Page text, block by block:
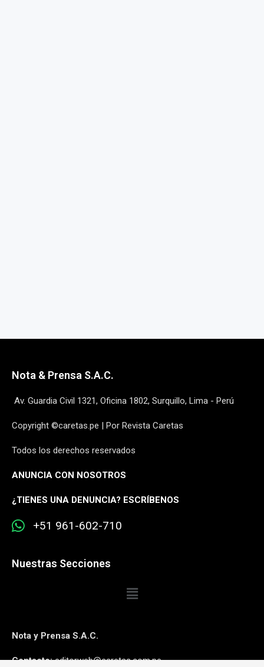
Nota & Prensa S.A.C.
Av. Guardia Civil 1321, Oficina 1802, Surquillo, Lima - Perú
Copyright ©caretas.pe | Por Revista Caretas
Todos los derechos reservados
ANUNCIA CON NOSOTROS
¿TIENES UNA DENUNCIA? ESCRÍBENOS
+51 961-602-710
Nuestras Secciones
Nota y Prensa S.A.C.
Contacto:editorweb@caretas.com.pe